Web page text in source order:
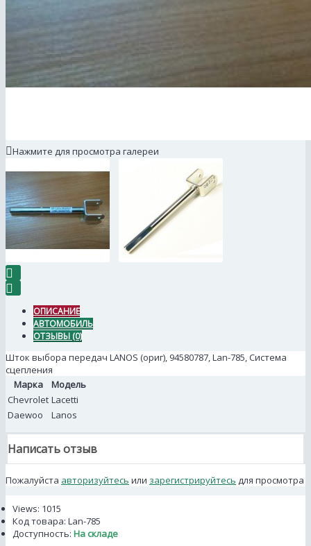
Нажмите для просмотра галереи
ОПИСАНИЕ
АВТОМОБИЛЬ
ОТЗЫВЫ (0)
Шток выбора передач LANOS (ориг), 94580787, Lan-785, Система
сцепления
Марка
Модель
Chevrolet Lacetti
Daewoo
Lanos
Написать отзыв
Пожалуйста авторизуйтесь или зарегистрируйтесь для просмотра
Views: 1015
Код товара: Lan-785
Доступность: На складе